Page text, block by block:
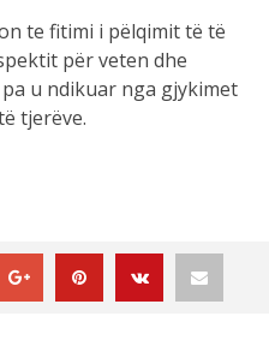
te fitimi i pëlqimit të të
për veten dhe
u ndikuar nga gjykimet
tjerëve.